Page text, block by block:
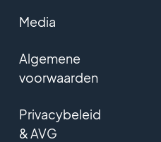
Media
Algemene
voorwaarden
Privacybeleid
& AVG